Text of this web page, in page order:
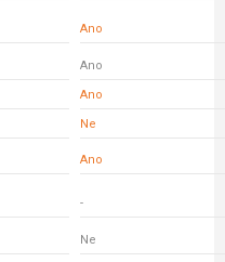
Ano
Ano
Ano
Ne
Ano
-
Ne